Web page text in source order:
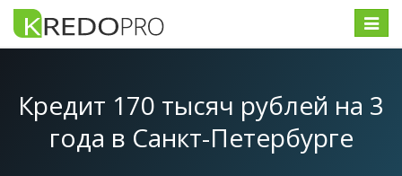
Меню
Кредит 170 тысяч рублей на 3
года в Санкт-Петербурге